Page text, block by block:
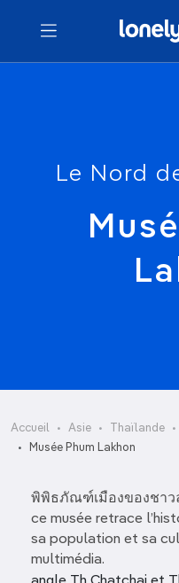
Menu
Le Nord
Accueil Asie Thaïlande
Musée Phum Lakhon
พิพิธภัณฑ์เมืองของชาว
ce musée retrace
sa population et sa
multimédia.